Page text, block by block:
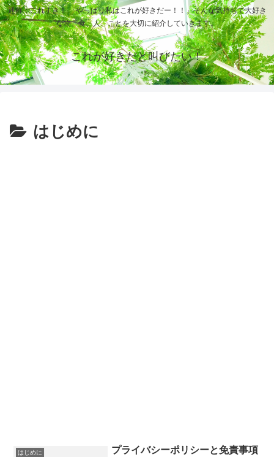
通称：これすき！ 「やっぱり私はこれが好きだー！！」そんな気持ちで大好き
な物、食、人、ことを大切に紹介していきます。
これが好きだと叫びたい！
はじめに
はじめに プライバシーポリシーと免責事項